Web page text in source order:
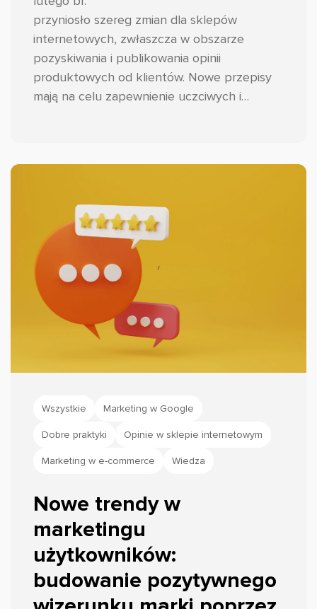
przyniosło szereg zmian dla sklepów
internetowych, zwłaszcza w obszarze
pozyskiwania i publikowania opinii
produktowych od klientów. Nowe przepisy
mają na celu zapewnienie uczciwych i
commerce.
Wszystkie Marketing w Google
Dobre praktyki Opinie w sklepie internetowym
Marketing w e-commerce Wiedza
Nowe trendy w
marketingu
użytkowników:
budowanie pozytywnego